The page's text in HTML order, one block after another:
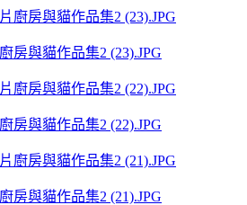
房與貓作品集2 (23).JPG
房與貓作品集2 (22).JPG
房與貓作品集2 (21).JPG